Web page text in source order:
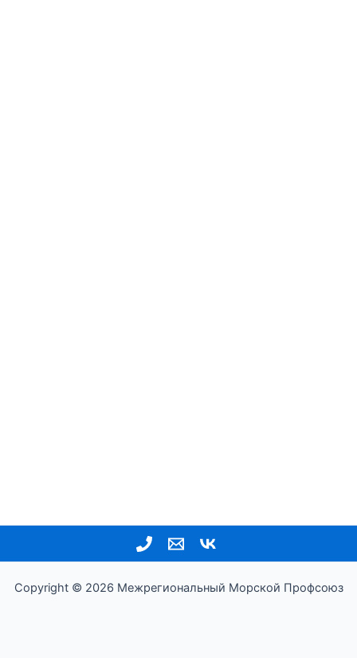
Copyright © 2026 Межрегиональный Морской Профсоюз